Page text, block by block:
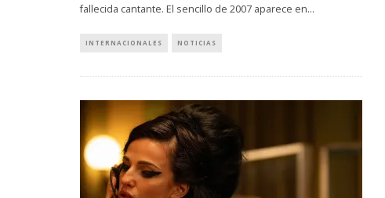
fallecida cantante. El sencillo de 2007 aparece en...
INTERNACIONALES NOTICIAS